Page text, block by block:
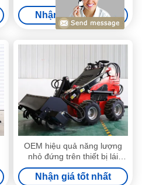
đích
Nhận giá tốt nhất
OEM hiệu quả năng lượng
nhỏ đứng trên thiết bị lái
trượt tốc độ đi 2-4Mph
Nhận giá tốt nhất